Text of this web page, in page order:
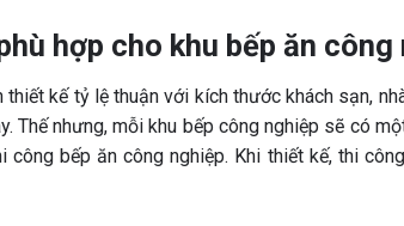
hợp cho khu bếp ăn công
kế tỷ lệ thuận với kích thước khách sạn,
Thế nhưng, mỗi khu bếp công nghiệp sẽ có
công bếp ăn công nghiệp. Khi thiết kế, thi